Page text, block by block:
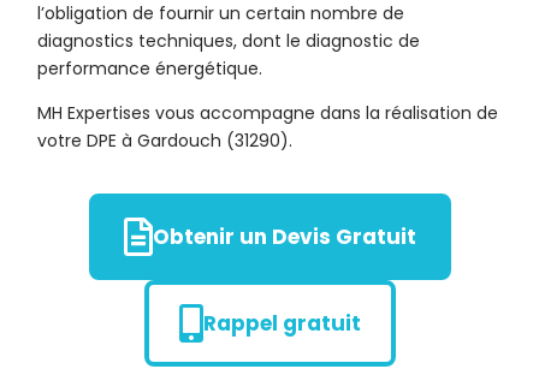
l’obligation de fournir un certain nombre de
diagnostics techniques, dont le diagnostic de
performance énergétique.
MH Expertises vous accompagne dans la réalisation de
votre DPE à Gardouch (31290).
Obtenir un Devis Gratuit
Rappel gratuit